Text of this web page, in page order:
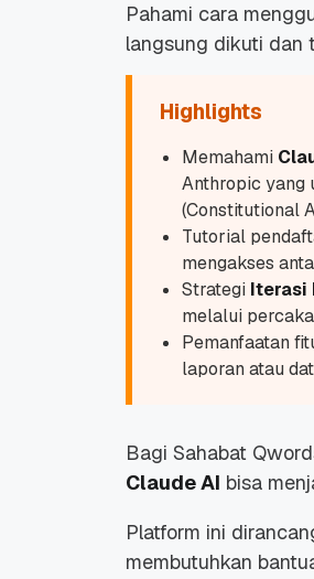
Pahami cara
langsung dikuti dan
Highlights
Memahami
Anthropic yang
(Constitutional
Tutorial
mengakses
Strategi Iterasi
melalui
Pemanfaatan
laporan atau
Bagi Sahabat
Claude AI bisa
Platform ini
membutuhkan